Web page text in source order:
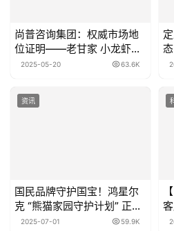
尚普咨询集团：权威市场地
位证明——老甘家 小龙虾江
湖菜第一品牌
2025-05-20 63.6K
资讯
国民品牌守护国宝！鸿星尔
克 “熊猫家园守护计划” 正式
开启
2025-07-01 59.9K